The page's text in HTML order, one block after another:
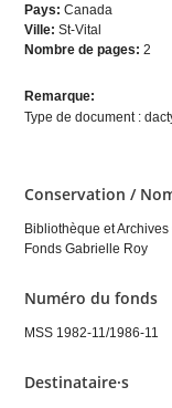
Pays:Canada
Ville:St-Vital
Nombre de pages:2
Remarque:
Type de document :
Conservation /
Bibliothèque et
Fonds Gabrielle Roy
Numéro du fonds
MSS 1982-11/1986-11
Destinataire·s